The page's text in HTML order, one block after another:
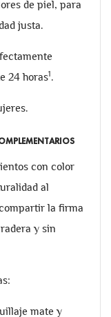
de piel, para
justa.
24 horas1.
con color
al
la firma
y sin
mate y